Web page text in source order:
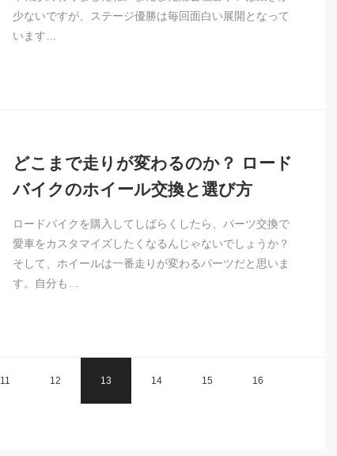
少ないですが、ステージ優勝は毎回面白い展開となって
います…
どこまで走りが変わるのか？ ロード
バイクのホイール交換と選び方
ロードバイクを購入してしばらくしたら、パーツ交換で
愛車をカスタマイズしたくなるんじゃないでしょうか？
そして、ホイールは一番走りが変わるパーツだと思いま
す。自分も…
11 12 13 14 15 16